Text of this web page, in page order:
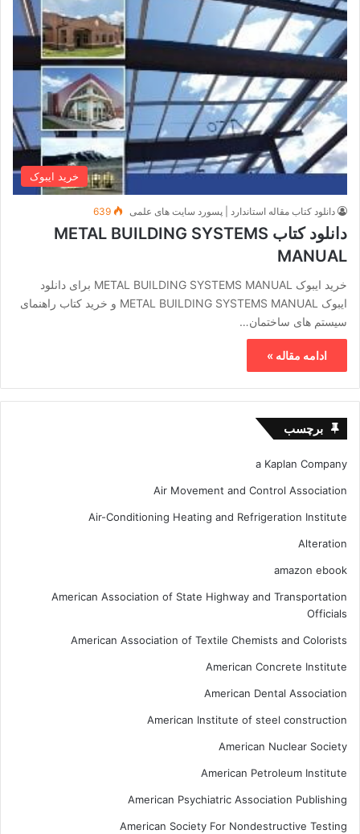
خرید ایبوک
دانلود کتاب مقاله استاندارد | پسورد سایت های علمی 639
دانلود کتاب METAL BUILDING SYSTEMS
MANUAL
خرید ایبوک METAL BUILDING SYSTEMS MANUAL برای دانلود
ایبوک METAL BUILDING SYSTEMS MANUAL و خرید کتاب راهنمای
سیستم های ساختمان…
ادامه مقاله »
برچسب
a Kaplan Company
Air Movement and Control Association
Air-Conditioning Heating and Refrigeration Institute
Alteration
amazon ebook
American Association of State Highway and Transportation
Officials
American Association of Textile Chemists and Colorists
American Concrete Institute
American Dental Association
American Institute of steel construction
American Nuclear Society
American Petroleum Institute
American Psychiatric Association Publishing
American Society For Nondestructive Testing